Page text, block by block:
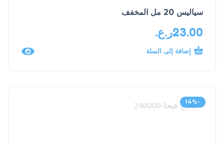
سياليس 20 مل المخفف
23.00ر.ع.
إضافة إلى السلة
-14%